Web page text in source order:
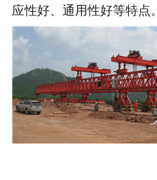
应性好、通用性好等特点。